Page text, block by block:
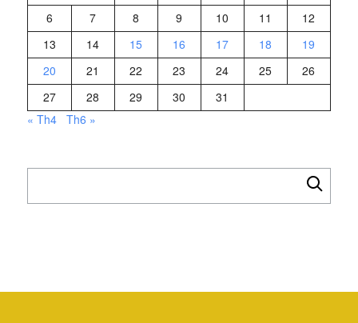
6
7 8 9 10 11
12
13
14 15 16 17 18
19
20
21 22 23 24 25
26
27
28 29 30
31
« Th4
Th6 »
cho: